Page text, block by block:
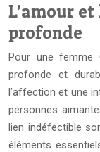
L’amour
profonde
Pour une femme
profonde et
l’affection et une
personnes
lien indéfectible
éléments